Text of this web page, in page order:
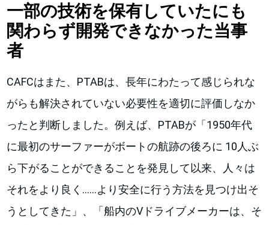
一部の技術を保有していたにも
関わらず開発できなかった当事
者
CAFCはまた、PTABは、長年にわたって感じられな
がらも解決されていない必要性を適切に評価しなか
ったと判断しました。例えば、PTABが「1950年代
に最初のサーファーがボートの航跡の後ろに 10人ぶ
ら下がることができることを発見して以来、人々は
それをより良く……より安全に行う方法を見つけ出そ
うとしてきた」、「船内のVドライブメーカーは、そ